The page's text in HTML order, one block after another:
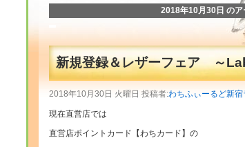
2018年10月30日 のア
新規登録＆レザーフェア ～
2018年10月30日 火曜日 投稿者:わちふぃーるど新
現在直営店では
直営店ポイントカード【わちカード】の